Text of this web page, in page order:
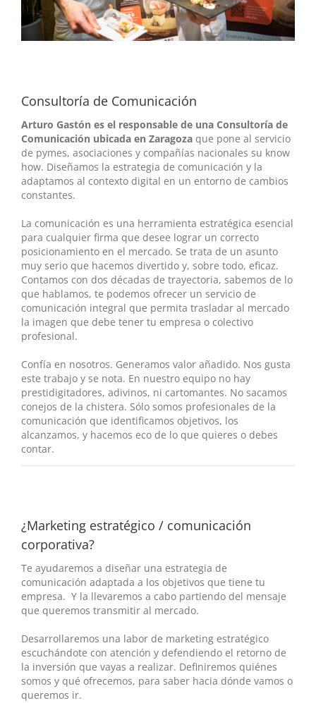
Consultoría de Comunicación
Arturo Gastón es el responsable de una Consultoría de
Comunicación ubicada en Zaragoza que pone al servicio
de pymes, asociaciones y compañías nacionales su know
how. Diseñamos la estrategia de comunicación y la
adaptamos al contexto digital en un entorno de cambios
constantes.
La comunicación es una herramienta estratégica esencial
para cualquier firma que desee lograr un correcto
posicionamiento en el mercado. Se trata de un asunto
muy serio que hacemos divertido y, sobre todo, eficaz.
Contamos con dos décadas de trayectoria, sabemos de lo
que hablamos, te podemos ofrecer un servicio de
comunicación integral que permita trasladar al mercado
la imagen que debe tener tu empresa o colectivo
profesional.
Confía en nosotros. Generamos valor añadido. Nos gusta
este trabajo y se nota. En nuestro equipo no hay
prestidigitadores, adivinos, ni cartomantes. No sacamos
conejos de la chistera. Sólo somos profesionales de la
comunicación que identificamos objetivos, los
alcanzamos, y hacemos eco de lo que quieres o debes
contar.
¿Marketing estratégico / comunicación
corporativa?
Te ayudaremos a diseñar una estrategia de
comunicación adaptada a los objetivos que tiene tu
empresa. Y la llevaremos a cabo partiendo del mensaje
que queremos transmitir al mercado.
Desarrollaremos una labor de marketing estratégico
escuchándote con atención y defendiendo el retorno de
la inversión que vayas a realizar. Definiremos quiénes
somos y qué ofrecemos, para saber hacia dónde vamos o
queremos ir.